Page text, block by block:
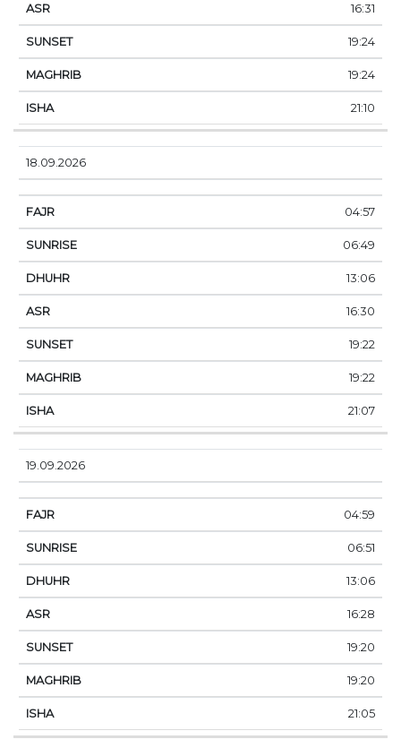
16:31
19:24
19:24
21:10
18.09.2026
04:57
06:49
13:06
16:30
19:22
19:22
21:07
19.09.2026
04:59
06:51
13:06
16:28
19:20
19:20
21:05